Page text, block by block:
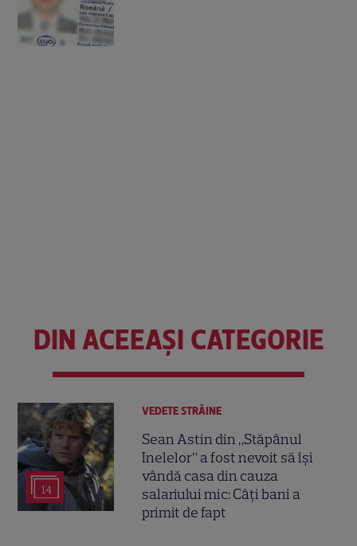
DIN ACEEAȘI CATEGORIE
14
VEDETE STRĂINE
Sean Astin din „Stăpânul
Inelelor” a fost nevoit să își
vândă casa din cauza
salariului mic: Câți bani a
primit de fapt